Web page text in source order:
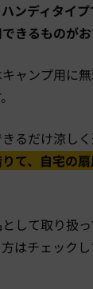
ハンディタイ
きるものが
ャンプ用に
るだけ涼しく
て、自宅の
して取り扱
はチェックし